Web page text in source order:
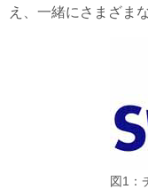
え、一緒にさまざま
図1：